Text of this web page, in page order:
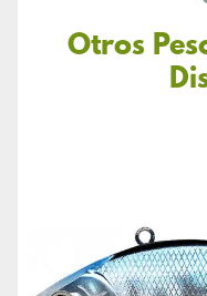
Otros